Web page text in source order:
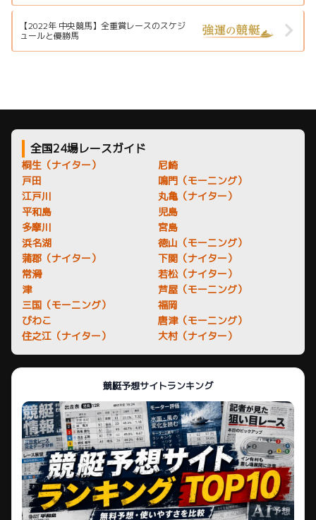
【2022年 中央競馬】全重賞レースのスケジ
ュールと優勝馬
全国24場レースガイド
桐生（ナイター）
戸田
江戸川
平和島
多摩川
浜名湖
蒲郡（ナイター）
常滑
津
三国（モーニング）
びわこ
住之江（ナイター）
尼崎
鳴門（モーニング）
丸亀（ナイター）
児島
宮島
徳山（モーニング）
下関（ナイター）
若松（ナイター）
芦屋（モーニング）
福岡
唐津（モーニング）
大村（ナイター）
競艇予想サイトランキング